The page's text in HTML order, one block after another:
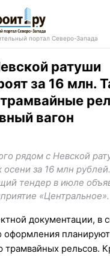
портал Северо-Запада
ратуши
за 16 млн.
вагон
рядом с Невской
осени за 16 млн рублей.
тендер в июле
«Центральное».
документации, в
оформления
трамвайных рельсов.